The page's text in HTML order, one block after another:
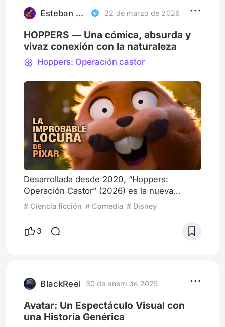
caótica y barroca, forjada en una teoría d
Esteban Valladares Arce 22 de marzo de 2026
HOPPERS — Una cómica, absurda y
vivaz conexión con la naturaleza
Hoppers: Operación castor
Desarrollada desde 2020, “Hoppers:
Operación Castor” (2026) es la nueva
apuesta de Pixar Animation Studios por una
animación original que resuene con las
audiencias de Disney y más allá. Porque
esta última década ha demostrado que las
(2025) de Walt Disney Studios. Peor aún,
# Ciencia ficción # Comedia # Disney
3
BlackReel 30 de enero de 2025
Avatar: Un Espectáculo Visual con
una Historia Genérica